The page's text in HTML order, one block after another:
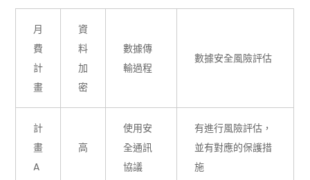
月
費
計
畫
資
料
加
密
數據傳
輸過程
數據安全風險評估
計
畫
A
高
使用安
全通訊
協議
有進行風險評估，
並有對應的保護措
施